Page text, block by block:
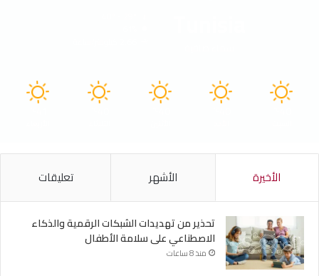
الأخيرة الأشهر تعليقات
تحذير من تهديدات الشبكات الرقمية والذكاء
الاصطناعي على سلامة الأطفال
منذ 8 ساعات